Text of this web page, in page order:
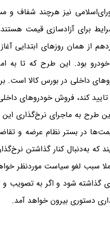
نیز هرچند شفاف و
برای آزادسازی قیمت
از همان روزهای ابتدایی
بود. این طرح که تا به
داخلی در بورس کالا است.
تایید کند، فروش خودروهای
طرح به ماجرای نرخ‌گذاری این
در بستر نظام عرضه و
که به‌دنبال کنار گذاشتن
سبب لغو سیاست موردنظر
گذاشته شود و اگر به تصویب و
دستوری بیرون خواهد آمد.